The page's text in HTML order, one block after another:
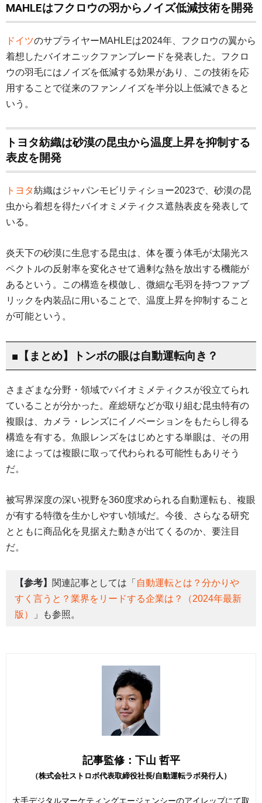
MAHLEはフクロウの羽からノイズ低減技術を開発
ドイツのサプライヤーMAHLEは2024年、フクロウの翼から
着想したバイオニックファンブレードを発表した。フクロ
ウの羽毛にはノイズを低減する効果があり、この技術を応
用することで従来のファンノイズを半分以上低減できると
いう。
トヨタ紡織は砂漠の昆虫から温度上昇を抑制する
表皮を開発
トヨタ紡織はジャパンモビリティショー2023で、砂漠の昆
虫から着想を得たバイオミメティクス遮熱表皮を発表して
いる。
炎天下の砂漠に生息する昆虫は、体を覆う体毛が太陽光ス
ペクトルの反射率を変化させて過剰な熱を放出する機能が
あるという。この構造を模倣し、微細な毛羽を持つファブ
リックを内装品に用いることで、温度上昇を抑制すること
が可能という。
■【まとめ】トンボの眼は自動運転向き？
さまざまな分野・領域でバイオミメティクスが役立てられ
ていることが分かった。産総研などが取り組む昆虫特有の
複眼は、カメラ・レンズにイノベーションをもたらし得る
構造を有する。魚眼レンズをはじめとする単眼は、その用
途によっては複眼に取って代わられる可能性もありそう
だ。
被写界深度の深い視野を360度求められる自動運転も、複眼
が有する特徴を生かしやすい領域だ。今後、さらなる研究
とともに商品化を見据えた動きが出てくるのか、要注目
だ。
【参考】 関連記事としては「 自動運転とは？分かりや
すく言うと？業界をリードする企業は？（2024年最新
版）
」も参照。
記事監修：下山 哲平
（株式会社ストロボ代表取締役社長/自動運転ラボ発行人）
大手デジタルマーケティングエージェンシーのアイレップにて取